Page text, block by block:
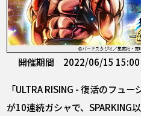
開催期間 2022/06/15
「ULTRA RISING - 復活のフュ
が10連続ガシャで、SPARKING